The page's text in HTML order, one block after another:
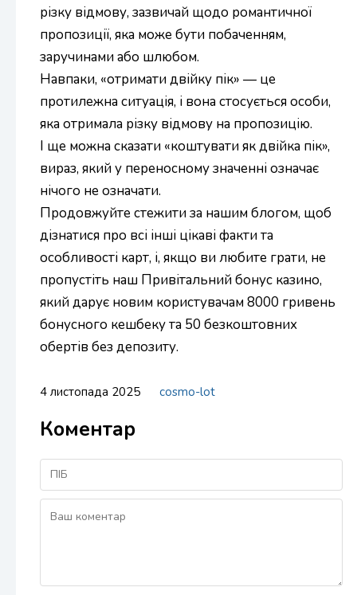
різку відмову, зазвичай щодо романтичної
пропозиції, яка може бути побаченням,
заручинами або шлюбом.
Навпаки, «отримати двійку пік» — це
протилежна ситуація, і вона стосується особи,
яка отримала різку відмову на пропозицію.
І ще можна сказати «коштувати як двійка пік»,
вираз, який у переносному значенні означає
нічого не означати.
Продовжуйте стежити за нашим блогом, щоб
дізнатися про всі інші цікаві факти та
особливості карт, і, якщо ви любите грати, не
пропустіть наш Привітальний бонус казино,
який дарує новим користувачам 8000 гривень
бонусного кешбеку та 50 безкоштовних
обертів без депозиту.
4 листопада 2025 cosmo-lot
Коментар